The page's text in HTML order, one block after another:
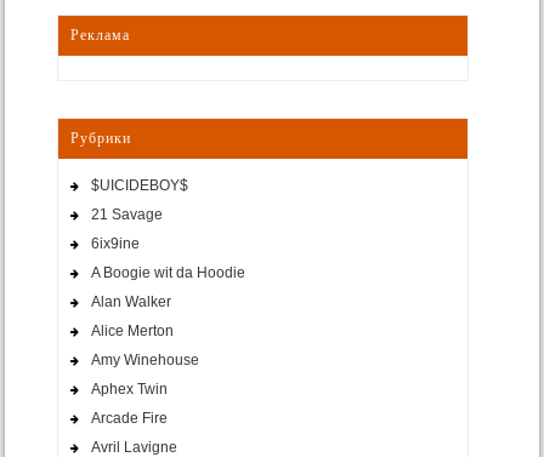
Реклама
Рубрики
$UICIDEBOY$
21 Savage
6ix9ine
A Boogie wit da Hoodie
Alan Walker
Alice Merton
Amy Winehouse
Aphex Twin
Arcade Fire
Avril Lavigne